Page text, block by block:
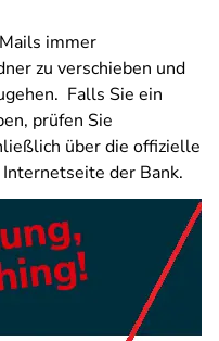
immer
zu verschieben und
Falls Sie ein
prüfen Sie
über die offizielle
der Bank.